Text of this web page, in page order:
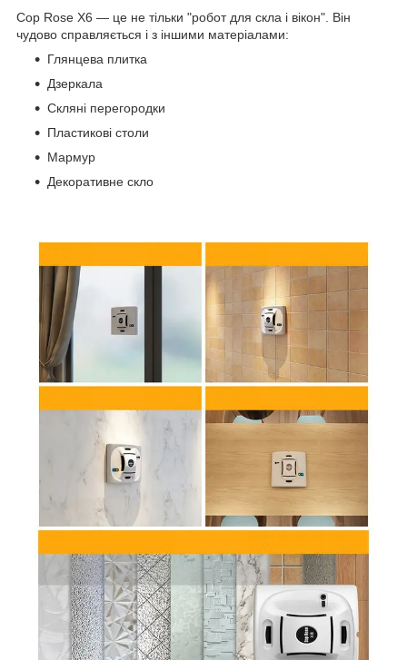
Cop Rose X6 — це не тільки "робот для скла і вікон". Він
чудово справляється і з іншими матеріалами:
Глянцева плитка
Дзеркала
Скляні перегородки
Пластикові столи
Мармур
Декоративне скло